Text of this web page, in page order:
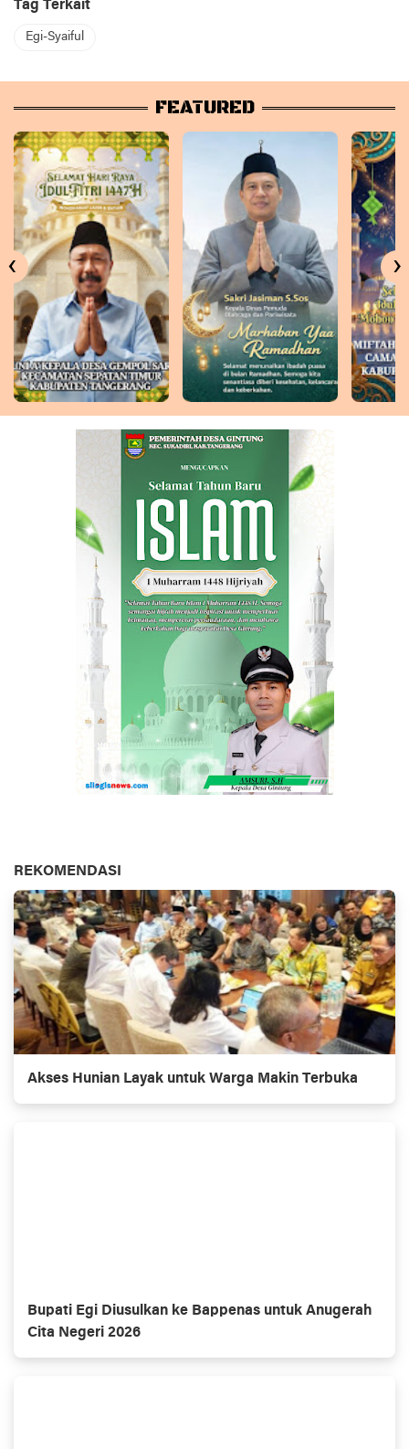
Tag Terkait
Egi-Syaiful
FEATURED
‹ ›
REKOMENDASI
Akses Hunian Layak untuk Warga Makin Terbuka
Bupati Egi Diusulkan ke Bappenas untuk Anugerah
Cita Negeri 2026